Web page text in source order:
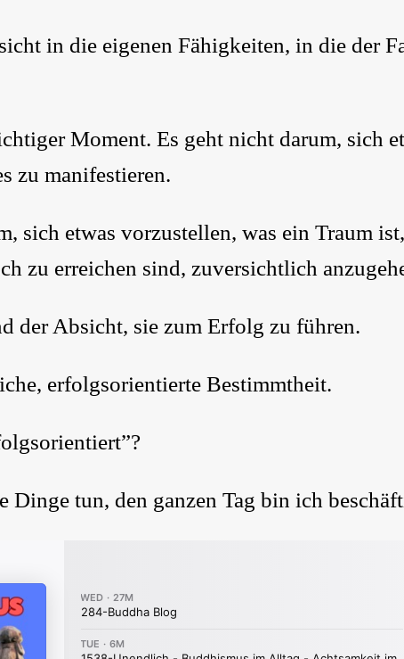
in die eigenen Fähigkeiten, in die der
Moment. Es geht nicht darum, sich
zu manifestieren.
sich etwas vorzustellen, was ein Traum
zu erreichen sind, zuversichtlich
der Absicht, sie zum Erfolg zu führen.
erfolgsorientierte Bestimmtheit.
Dinge tun, den ganzen Tag bin ich